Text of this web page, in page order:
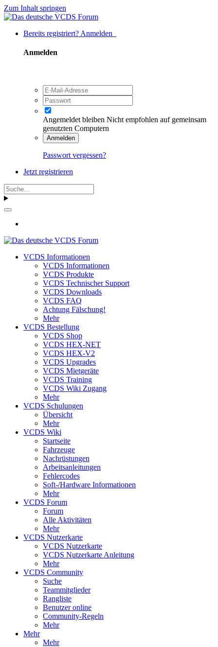
Zum Inhalt springen
Bereits registriert? Anmelden
Anmelden
Angemeldet bleiben Nicht empfohlen auf gemeinsam
genutzten Computern
Anmelden
Passwort vergessen?
Jetzt registrieren
VCDS Informationen
VCDS Informationen
VCDS Produkte
VCDS Technischer Support
VCDS Downloads
VCDS FAQ
Achtung Fälschung!
Mehr
VCDS Bestellung
VCDS Shop
VCDS HEX-NET
VCDS HEX-V2
VCDS Upgrades
VCDS Mietgeräte
VCDS Training
VCDS Wiki Zugang
Mehr
VCDS Schulungen
Übersicht
Mehr
VCDS Wiki
Startseite
Fahrzeuge
Nachrüstungen
Arbeitsanleitungen
Fehlercodes
Soft-/Hardware Informationen
Mehr
VCDS Forum
Forum
Alle Aktivitäten
Mehr
VCDS Nutzerkarte
VCDS Nutzerkarte
VCDS Nutzerkarte Anleitung
Mehr
VCDS Community
Suche
Teammitglieder
Rangliste
Benutzer online
Community-Regeln
Mehr
Mehr
Mehr